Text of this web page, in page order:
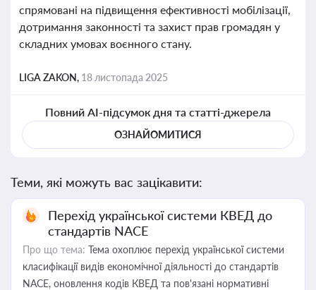
спрямовані на підвищення ефективності мобілізації,
дотримання законності та захист прав громадян у
складних умовах воєнного стану.
LIGA ZAKON, 18 листопада 2025
Повний AI-підсумок дня та статті-джерела
ОЗНАЙОМИТИСЯ
Теми, які можуть вас зацікавити:
Перехід української системи КВЕД до
стандартів NACE
Про що тема: Тема охоплює перехід української системи
класифікації видів економічної діяльності до стандартів
NACE, оновлення кодів КВЕД та пов'язані нормативні